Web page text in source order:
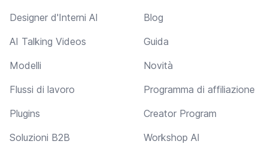
Designer d'Interni AI
AI Talking Videos
Modelli
Flussi di lavoro
Plugins
Soluzioni B2B
Blog
Guida
Novità
Programma di affiliazione
Creator Program
Workshop AI